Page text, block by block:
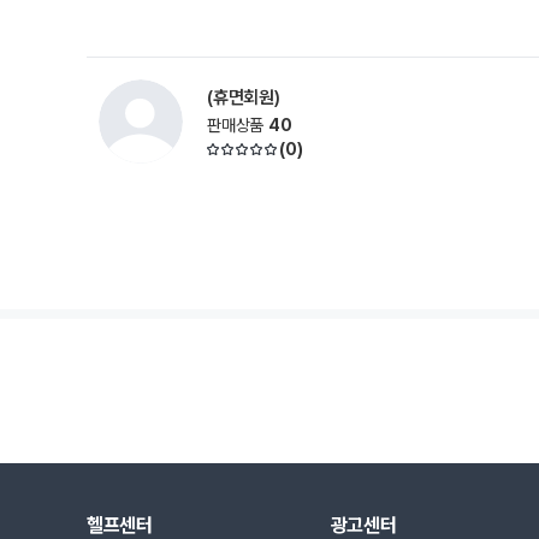
(휴면회원)
판매상품 40
(0)
헬프센터 광고센터